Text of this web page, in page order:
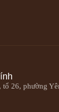
tổ 26, phường